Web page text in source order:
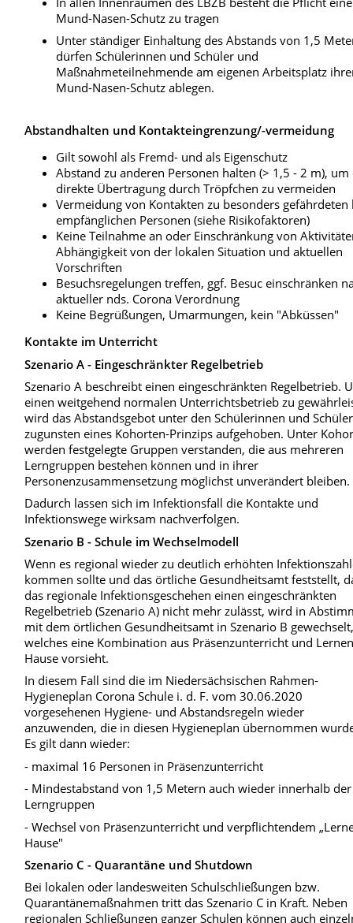
Mund-Nasen-Schutz zu tragen
Unter ständiger Einhaltung des Abstands von 1,5
dürfen Schülerinnen und Schüler und
Maßnahmeteilnehmende am eigenen Arbeitsplatz
Mund-Nasen-Schutz ablegen.
Abstandhalten und Kontakteingrenzung/-vermeidung
Gilt sowohl als Fremd- und als Eigenschutz
Abstand zu anderen Personen halten (> 1,5 - 2 m), um
direkte Übertragung durch Tröpfchen zu vermeiden
Vermeidung von Kontakten zu besonders gefährdeten
empfänglichen Personen (siehe Risikofaktoren)
Keine Teilnahme an oder Einschränkung von
Abhängigkeit von der lokalen Situation und aktuellen
Vorschriften
Besuchsregelungen treffen, ggf. Besuc einschränken
aktueller nds. Corona Verordnung
Keine Begrüßungen, Umarmungen, kein "Abküssen"
Kontakte im Unterricht
Szenario A - Eingeschränkter Regelbetrieb
Szenario A beschreibt einen eingeschränkten Regelbetrieb.
einen weitgehend normalen Unterrichtsbetrieb zu
wird das Abstandsgebot unter den Schülerinnen und
zugunsten eines Kohorten-Prinzips aufgehoben. Unter
werden festgelegte Gruppen verstanden, die aus mehreren
Lerngruppen bestehen können und in ihrer
Personenzusammensetzung möglichst unverändert bleiben.
Dadurch lassen sich im Infektionsfall die Kontakte und
Infektionswege wirksam nachverfolgen.
Szenario B - Schule im Wechselmodell
Wenn es regional wieder zu deutlich erhöhten
kommen sollte und das örtliche Gesundheitsamt feststellt,
das regionale Infektionsgeschehen einen eingeschränkten
Regelbetrieb (Szenario A) nicht mehr zulässt, wird in
mit dem örtlichen Gesundheitsamt in Szenario B
welches eine Kombination aus Präsenzunterricht und
Hause vorsieht.
In diesem Fall sind die im Niedersächsischen Rahmen-
Hygieneplan Corona Schule i. d. F. vom 30.06.2020
vorgesehenen Hygiene- und Abstandsregeln wieder
anzuwenden, die in diesen Hygieneplan übernommen
Es gilt dann wieder:
- maximal 16 Personen in Präsenzunterricht
- Mindestabstand von 1,5 Metern auch wieder innerhalb der
Lerngruppen
- Wechsel von Präsenzunterricht und verpflichtendem
Hause"
Szenario C - Quarantäne und Shutdown
Bei lokalen oder landesweiten Schulschließungen bzw.
Quarantänemaßnahmen tritt das Szenario C in Kraft. Neben
regionalen Schließungen ganzer Schulen können auch